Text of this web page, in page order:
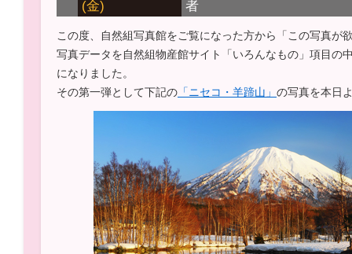
(金)
者
この度、自然組写真館をご覧になった方から「この写真が
写真データを自然組物産館サイト「いろんなもの」項目の
になりました。
その第一弾として下記の 「ニセコ・羊蹄山」 の写真を本日